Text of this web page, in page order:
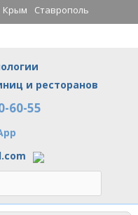
Крым Ставрополь
и ресторанов
60-55